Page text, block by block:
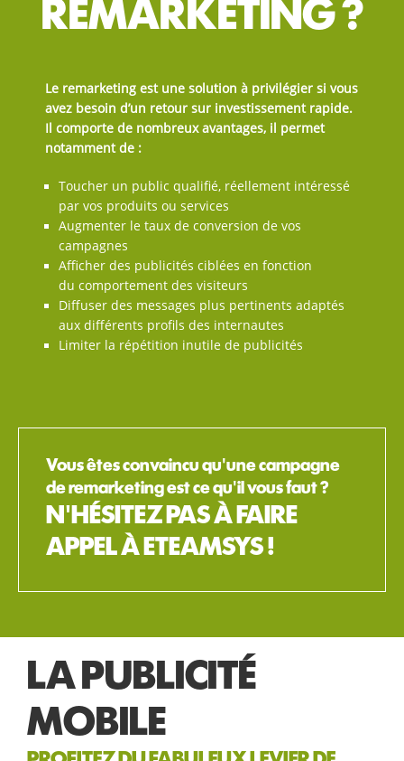
REMARKETING ?
Le remarketing est une solution à privilégier si vous
avez besoin d’un retour sur investissement rapide.
Il comporte de nombreux avantages, il permet
notamment de :
Toucher un public qualifié, réellement intéressé
par vos produits ou services
Augmenter le taux de conversion de vos
campagnes
Afficher des publicités ciblées en fonction
du comportement des visiteurs
Diffuser des messages plus pertinents adaptés
aux différents profils des internautes
Limiter la répétition inutile de publicités
Vous êtes convaincu qu'une campagne
de remarketing est ce qu'il vous faut ?
N'HÉSITEZ PAS À FAIRE
APPEL À ETEAMSYS !
LA PUBLICITÉ
MOBILE